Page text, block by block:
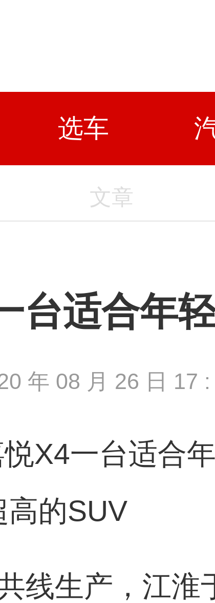
选车
文章
适合年
年 08 月 26 日 17 :
X4一台适合
高的SUV
线生产，江淮